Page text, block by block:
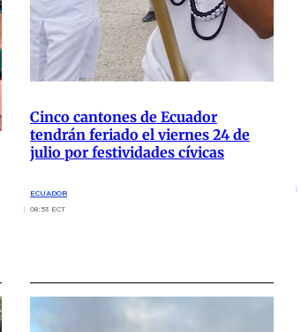
Cinco cantones de Ecuador
tendrán feriado el viernes 24 de
julio por festividades cívicas
ECUADOR
08:53 ECT